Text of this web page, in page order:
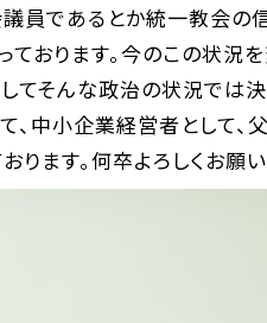
員であるとか統一教会の
ております。今のこの状況
てそんな政治の状況では
中小企業経営者として、父
ます。何卒よろしくお願い